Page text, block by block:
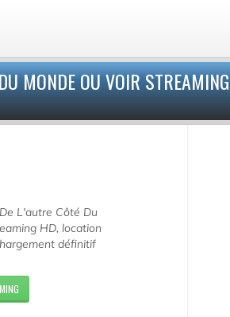
MONDE OU VOIR STREAMING
L'autre Côté Du
HD, location
définitif